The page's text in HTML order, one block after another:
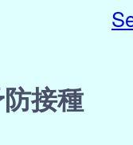
接種